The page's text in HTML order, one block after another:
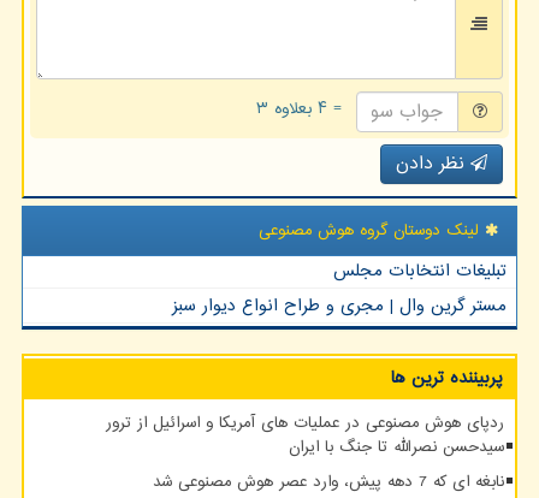
= ۴ بعلاوه ۳
نظر دادن
لینک دوستان گروه هوش مصنوعی
تبلیغات انتخابات مجلس
مستر گرین وال | مجری و طراح انواع دیوار سبز
پربیننده ترین ها
ردپای هوش مصنوعی در عملیات های آمریکا و اسرائیل از ترور
سیدحسن نصرالله تا جنگ با ایران
نابغه ای که 7 دهه پیش، وارد عصر هوش مصنوعی شد